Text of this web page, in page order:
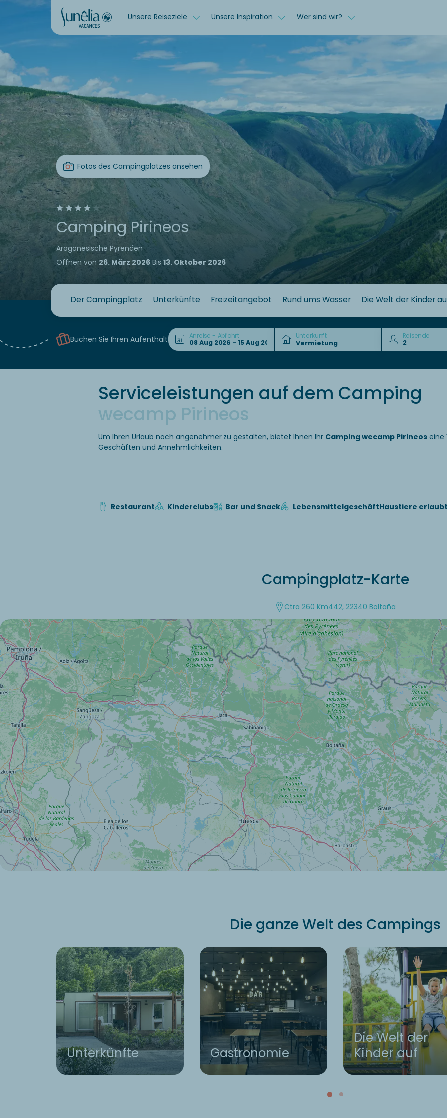
Unsere Reiseziele Unsere Inspiration Wer sind wir?
Fotos des Campingplatzes ansehen
Camping Pirineos
Aragonesische Pyrenäen
Öffnen von 26. März 2026Bis 13. Oktober 2026
Der Campingplatz Unterkünfte Freizeitangebot Rund ums Wasser Die Welt der Kinder
Buchen Sie Ihren Aufenthalt Anreise - Abfahrt Unterkunft Reisende
Serviceleistungen auf dem Camping
wecamp Pirineos
Um Ihren Urlaub noch angenehmer zu gestalten, bietet Ihnen Ihr Camping wecamp Pirineoseine
Geschäften und Annehmlichkeiten.
Restaurant Kinderclubs Bar und Snack LebensmittelgeschäftHaustiere
Campingplatz-Karte
Ctra 260 Km442, 22340 Boltaña
Die ganze Welt des Campings
Unterkünfte Gastronomie
Die Welt der
Kinder auf